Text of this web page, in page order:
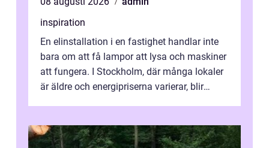
inspiration
En elinstallation i en fastighet handlar inte
bara om att få lampor att lysa och maskiner
att fungera. I Stockholm, där många lokaler
är äldre och energipriserna varierar, blir